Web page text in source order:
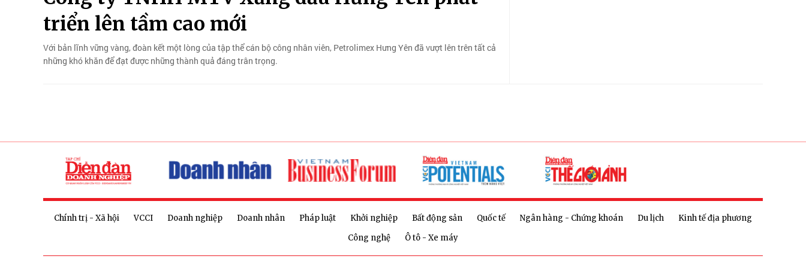
triển lên tầm cao mới
Với bản lĩnh vững vàng, đoàn kết một lòng của tập thể cán bộ công nhân viên, Petrolimex Hưng Yên đã vượt lên trên tất cả
những khó khăn để đạt được những thành quả đáng trân trọng.
Chính trị - Xã hội VCCI Doanh nghiệp Doanh nhân Pháp luật Khởi nghiệp Bất động sản Quốc tế Ngân hàng - Chứng khoán Du lịch
Kinh tế địa phương
Công nghệ
Ô tô - Xe máy